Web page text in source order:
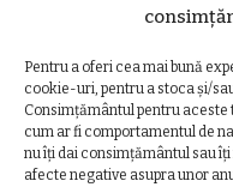
Pentru a oferi cea mai bună
cookie-uri, pentru a stoca și/
Consimțământul pentru aceste
cum ar fi comportamentul de
nu îți dai consimțământul sau
afecte negative asupra unor
Ziua Unirii Principatelor
– Clădiri și poduri din Cluj,
iluminate în culorile